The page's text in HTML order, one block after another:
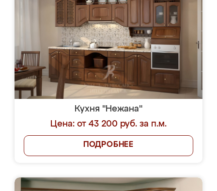
Кухня "Нежана"
Цена: от 43 200 руб. за п.м.
ПОДРОБНЕЕ